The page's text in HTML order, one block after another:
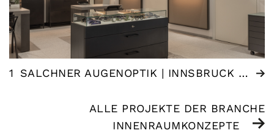
1 SALCHNER AUGENOPTIK | INNSBRUCK (AT)
ALLE PROJEKTE DER BRANCHE
INNENRAUMKONZEPTE